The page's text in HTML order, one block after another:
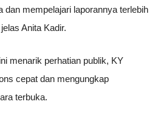
dan mempelajari laporannya terlebih
Anita Kadir.
menarik perhatian publik, KY
cepat dan mengungkap
terbuka.